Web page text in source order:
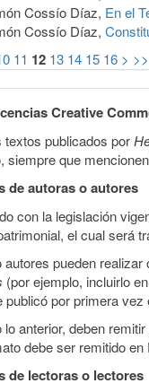
Cossío Díaz, En el
Cossío Díaz,
11 12 13 14 15 16 > >>
Creative
textos publicados por
siempre que
de autoras o autores
con la legislación
el cual será
autores pueden
(por ejemplo, incluirlo
publicó por primera vez
lo anterior, deben
debe ser remitido
de lectoras o lectores